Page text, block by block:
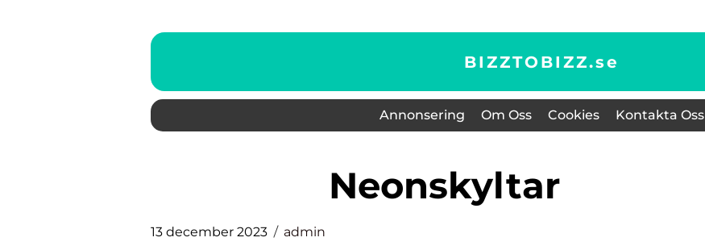
BIZZTOBIZZ.se
Annonsering Om Oss Cookies Kontakta Oss
neonskyltar
13 december 2023 admin